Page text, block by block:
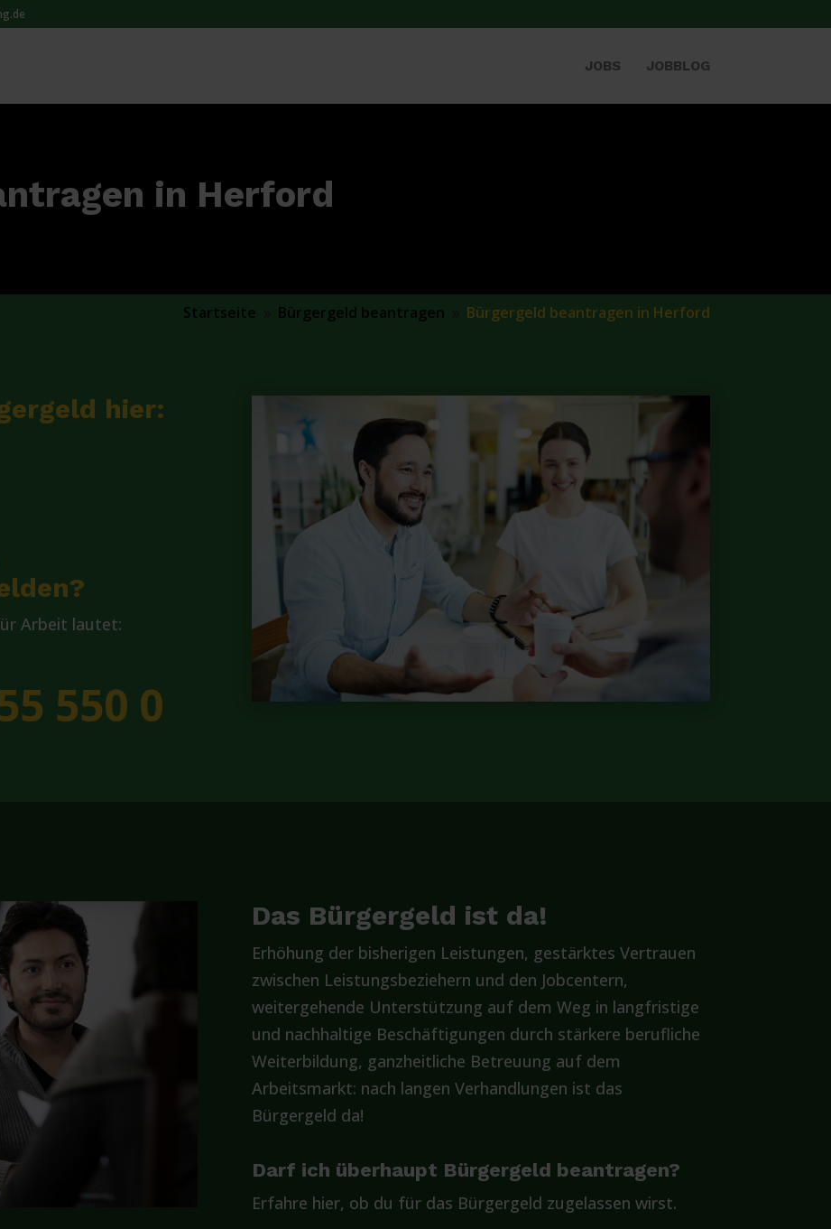
JOBS JOBBLOG
in Herford
Startseite Bürgergeld beantragen Bürgergeld beantragen in Herford
hier:
Arbeit lautet:
550 0
Das Bürgergeld ist da!
Erhöhung der bisherigen Leistungen, gestärktes Vertrauen
zwischen Leistungsbeziehern und den Jobcentern,
weitergehende Unterstützung auf dem Weg in langfristige
und nachhaltige Beschäftigungen durch stärkere berufliche
Weiterbildung, ganzheitliche Betreuung auf dem
Arbeitsmarkt: nach langen Verhandlungen ist das
Bürgergeld da!
Darf ich überhaupt Bürgergeld beantragen?
Erfahre hier, ob du für das Bürgergeld zugelassen wirst.